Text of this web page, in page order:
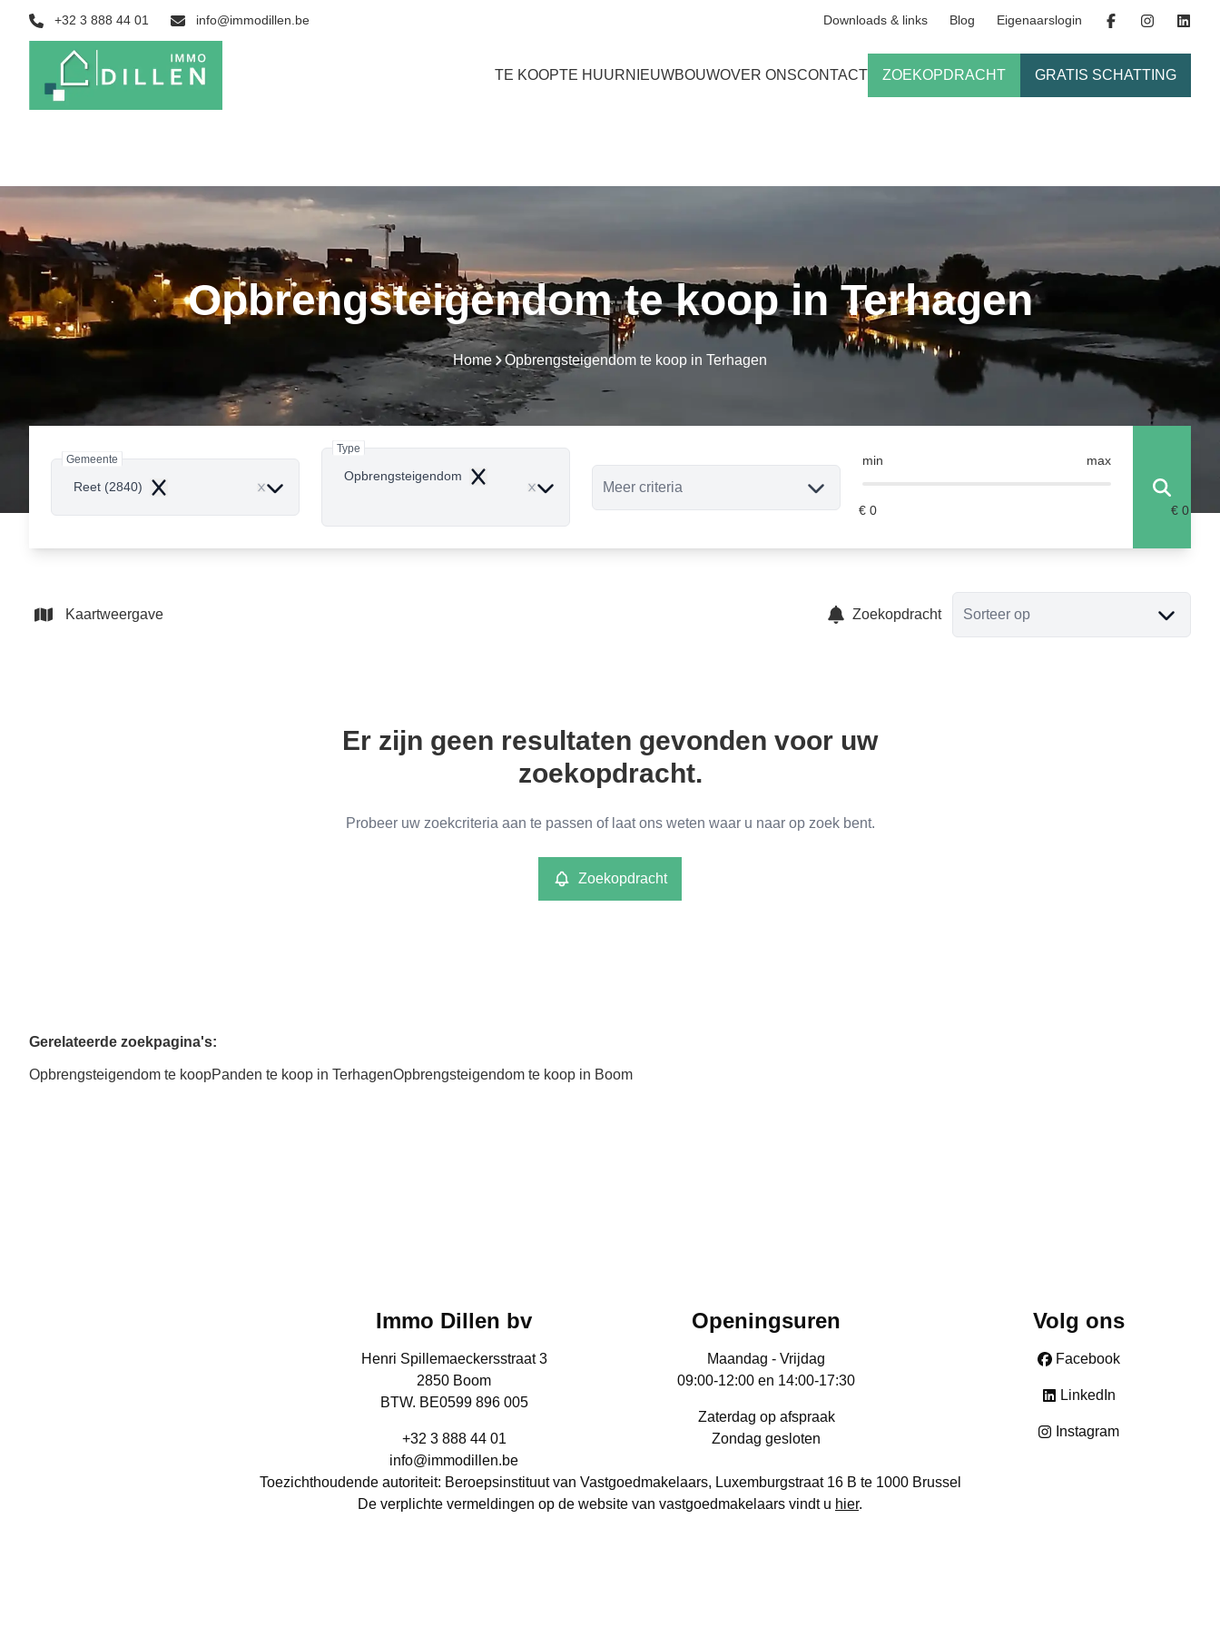
+32 3 888 44 01 info@immodillen.be Downloads & links Blog Eigenaarslogin
TE KOOPTE HUURNIEUWBOUWOVER ONSCONTACT ZOEKOPDRACHT GRATIS SCHATTING
Opbrengsteigendom te koop in Terhagen
Home Opbrengsteigendom te koop in Terhagen
Gemeente
Reet (2840)
Remove
Type
Opbrengsteigendom
Remove Meer criteria
min max
Kaartweergave Zoekopdracht Sorteer op
Er zijn geen resultaten gevonden voor uw
zoekopdracht.
Probeer uw zoekcriteria aan te passen of laat ons weten waar u naar op zoek bent.
Zoekopdracht
Gerelateerde zoekpagina's:
Opbrengsteigendom te koopPanden te koop in TerhagenOpbrengsteigendom te koop in Boom
Immo Dillen bv
Henri Spillemaeckersstraat 3
2850 Boom
BTW. BE0599 896 005
+32 3 888 44 01
info@immodillen.be
Openingsuren
Maandag - Vrijdag
09:00-12:00 en 14:00-17:30
Zaterdag op afspraak
Zondag gesloten
Volg ons
Facebook
LinkedIn
Instagram
Toezichthoudende autoriteit: Beroepsinstituut van Vastgoedmakelaars, Luxemburgstraat 16 B te 1000 Brussel
De verplichte vermeldingen op de website van vastgoedmakelaars vindt u hier.